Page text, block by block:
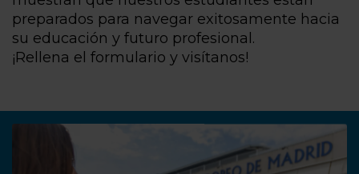
preparados para navegar exitosamente hacia
su educación y futuro profesional.
¡Rellena el formulario y visítanos!